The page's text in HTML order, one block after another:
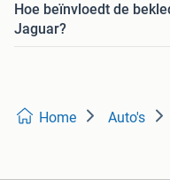
Hoe beïnvloedt de
Jaguar?
Home Auto's